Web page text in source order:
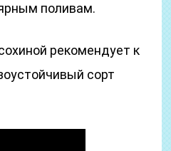
поливам.
рекомендует к
сорт